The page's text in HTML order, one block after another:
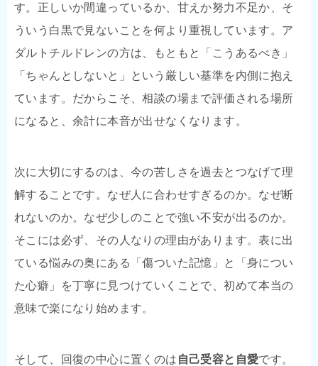
す。正しいか間違っているか、甘えか努力不足か、そ
ういう白黒で見ないことを何より重視しています。ア
ダルトチルドレンの方は、もともと「こうあるべき」
「ちゃんとしないと」という厳しい基準を内側に抱え
ています。だからこそ、相談の場まで評価される場所
になると、余計に本音が出せなくなります。
次に大切にするのは、今の苦しさを過去とつなげて理
解することです。なぜ人に合わせすぎるのか。なぜ断
れないのか。なぜ少しのことで強い不安が出るのか。
そこには必ず、その人なりの理由があります。表に出
ている悩みの奥にある「傷ついた記憶」と「身につい
た心癖」を丁寧に見つけていくことで、初めて本当の
意味で楽になり始めます。
そして、回復の中心に置くのは 自己受容と自愛です。